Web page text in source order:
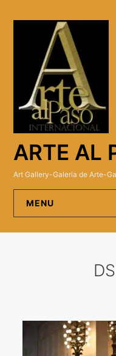
ARTE AL
Art Gallery-Galeria de Arte-
MENU
Visitas a los ateliers